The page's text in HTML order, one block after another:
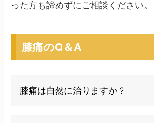
った方も諦めずにご相談ください。
膝痛のQ＆A
膝痛は自然に治りますか？